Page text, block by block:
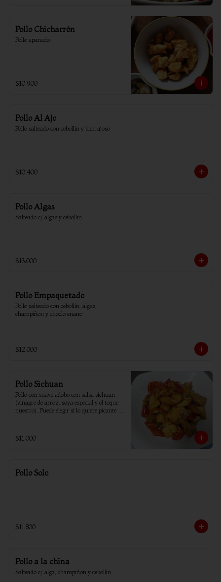
Pollo Chicharrón
Pollo apanado
$10.900
Pollo Al Ajo
Pollo salteado con cebollín y bien ajoso
$10.400
Pollo Algas
Salteado c/ algas y cebollin
$13.000
Pollo Empaquetado
Pollo salteado con cebollín, algas,
champiñon y choclo enano
$12.000
Pollo Sichuan
Pollo con suave adobo con salsa sichuan
(vinagre de arroz, soya especial y el toque
nuestro). Puede elegir si lo quiere picante o
$11.000
Pollo Solo
$11.800
Pollo a la china
Salteado c/ alga, champiñon y cebollin